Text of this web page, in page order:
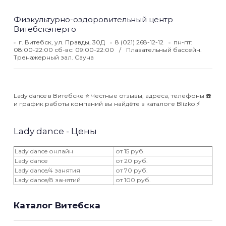
Физкультурно-оздоровительный центр
Витебскэнерго
г. Витебск, ул. Правды, 30Д 8 (021) 268-12-12
пн-пт:
08:00-22:00 сб-вс: 09:00-22:00
Плавательный бассейн.
Тренажерный зал. Сауна
Lady dance в Витебске ⭐️ Честные отзывы, адреса, телефоны ☎️
и график работы компаний вы найдёте в каталоге Blizko ⚡️
Lady dance - Цены
Lady dance онлайн
от 15 руб.
Lady dance
от 20 руб.
Lady dance/4 занятия
от 70 руб.
Lady dance/8 занятий
от 100 руб.
Каталог Витебска